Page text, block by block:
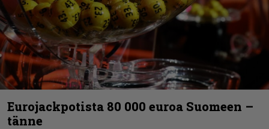
Eurojackpotista 80 000 euroa Suomeen –
tänne